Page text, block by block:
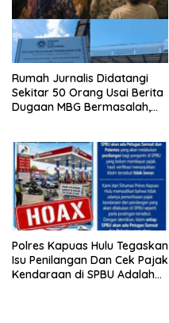
Rumah Jurnalis Didatangi
Sekitar 50 Orang Usai Berita
Dugaan MBG Bermasalah,
Polres Kapuas Hulu Tegaskan
Isu Penilangan Dan Cek Pajak
Kendaraan di SPBU Adalah